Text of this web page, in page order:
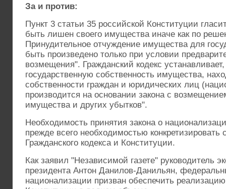
За и против:
Пункт 3 статьи 35 российской Конституции
быть лишен своего имущества иначе как по
Принудительное отчуждение имущества для
быть произведено только при условии
возмещения". Гражданский кодекс
государственную собственность имущества,
собственности граждан и юридических лиц
производится на основании закона с
имущества и других убытков".
Необходимость принятия закона о
прежде всего необходимостью
Гражданского кодекса и Конституции.
Как заявил "Независимой газете" руководитель
президента Антон Данилов-Данильян,
национализации призван обеспечить